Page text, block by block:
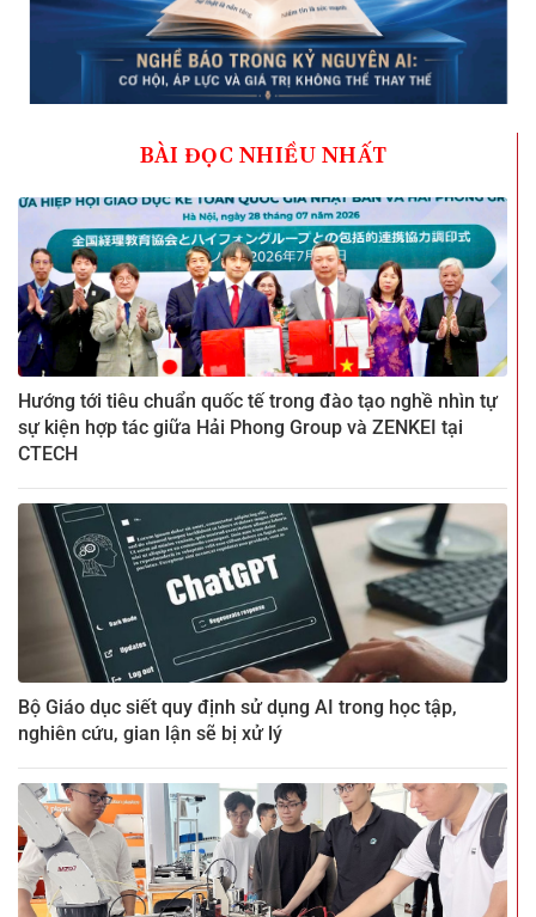
BÀI ĐỌC NHIỀU NHẤT
Hướng tới tiêu chuẩn quốc tế trong đào tạo nghề nhìn tự
sự kiện hợp tác giữa Hải Phong Group và ZENKEI tại
CTECH
Bộ Giáo dục siết quy định sử dụng AI trong học tập,
nghiên cứu, gian lận sẽ bị xử lý